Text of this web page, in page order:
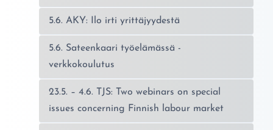
5.6. AKY: Ilo irti yrittäjyydestä
5.6. Sateenkaari työelämässä -
verkkokoulutus
23.5. – 4.6. TJS: Two webinars on special
issues concerning Finnish labour market